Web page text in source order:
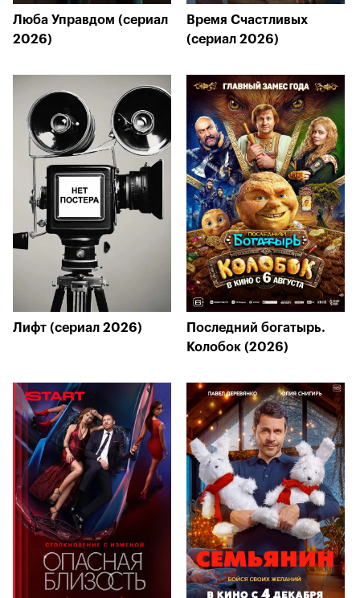
Люба Управдом (сериал
2026)
Время Счастливых
(сериал 2026)
Лифт (сериал 2026)
Последний богатырь.
Колобок (2026)